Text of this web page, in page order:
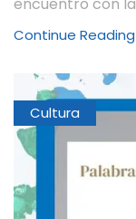
Continue Reading
Cultura